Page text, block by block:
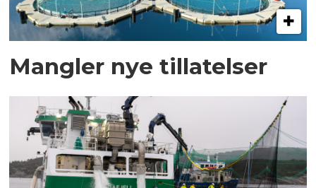
Mangler nye tillatelser